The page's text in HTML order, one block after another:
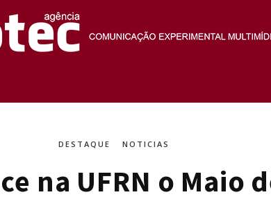
DESTAQUE NOTICIAS
na UFRN o Maio